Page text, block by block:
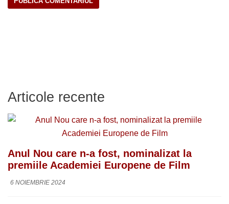
Articole recente
Anul Nou care n-a fost, nominalizat la
premiile Academiei Europene de Film
6 NOIEMBRIE 2024